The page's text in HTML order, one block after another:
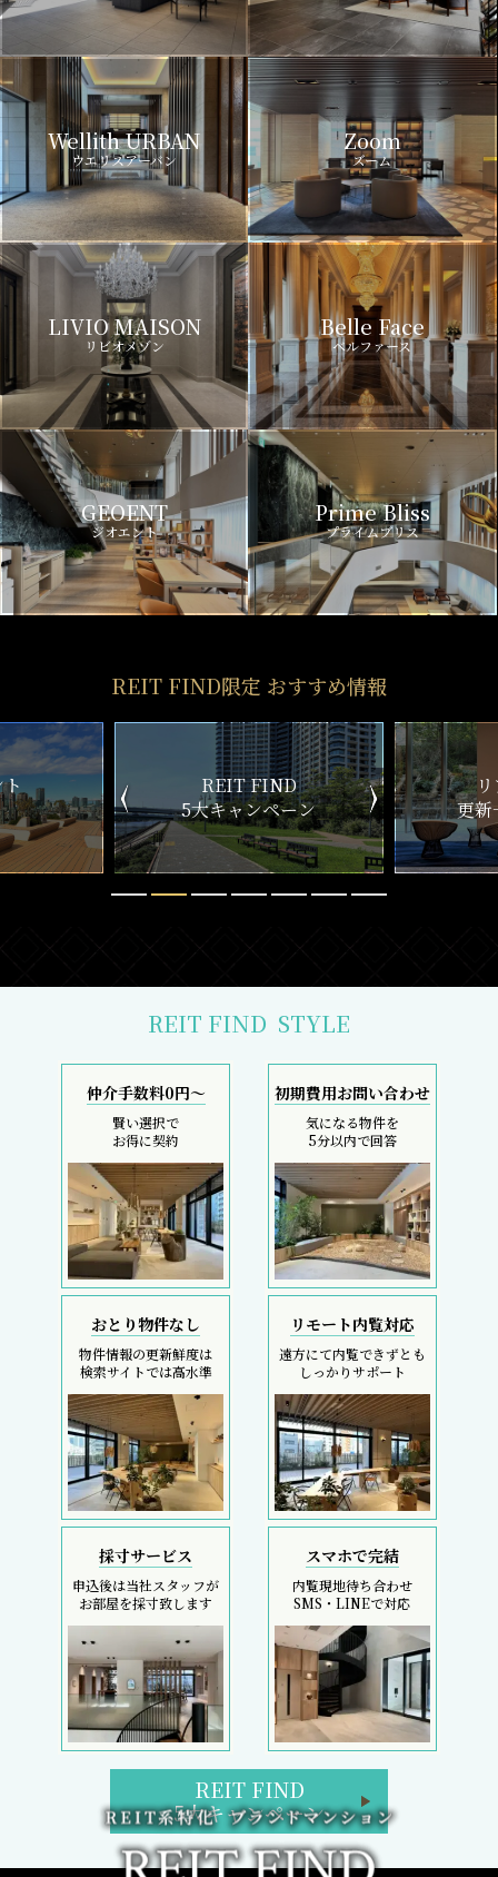
Wellith URBAN
ウエリスアーバン
Zoom
ズーム
LIVIO MAISON
リビオメゾン
Belle Face
ベルファース
GEOENT
ジオエント
Prime Bliss
プライムブリス
REIT FIND限定 おすすめ情報
ン
リアルタイム
更新一覧チェック
新
REIT FIND STYLE
仲介手数料0円～
賢い選択で
お得に契約
初期費用お問い合わせ
気になる物件を
5分以内で回答
おとり物件なし
物件情報の更新鮮度は
検索サイトでは高水準
リモート内覧対応
遠方にて内覧できずとも
しっかりサポート
採寸サービス
申込後は当社スタッフが
お部屋を採寸致します
スマホで完結
内覧現地待ち合わせ
SMS・LINEで対応
REIT FIND
5大キャンペーン